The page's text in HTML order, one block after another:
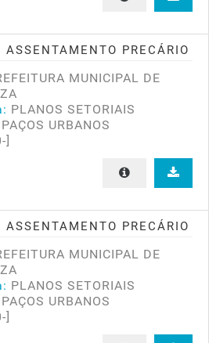
PRECÁRIO
MUNICIPAL DE
PLANOS SETORIAIS
URBANOS
]
PRECÁRIO
MUNICIPAL DE
PLANOS SETORIAIS
URBANOS
]